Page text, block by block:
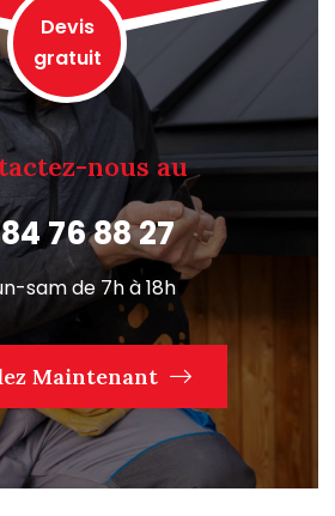
Devis
gratuit
nous au
76 88 27
sam de 7h à 18h
Maintenant